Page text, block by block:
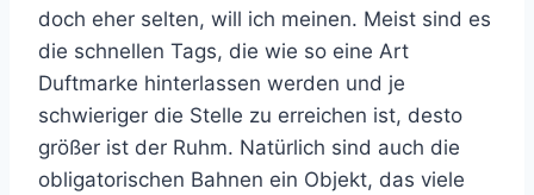
doch eher selten, will ich meinen. Meist sind es
die schnellen Tags, die wie so eine Art
Duftmarke hinterlassen werden und je
schwieriger die Stelle zu erreichen ist, desto
größer ist der Ruhm. Natürlich sind auch die
obligatorischen Bahnen ein Objekt, das viele